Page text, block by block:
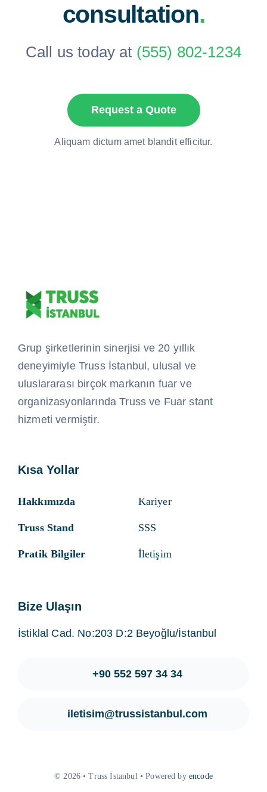
consultation.
Call us today at (555) 802-1234
Request a Quote
Aliquam dictum amet blandit efficitur.
Grup şirketlerinin sinerjisi ve 20 yıllık
deneyimiyle Truss İstanbul, ulusal ve
uluslararası birçok markanın fuar ve
organizasyonlarında Truss ve Fuar stant
hizmeti vermiştir.
Kısa Yollar
Hakkımızda
Truss Stand
Pratik Bilgiler
Kariyer
SSS
İletişim
Bize Ulaşın
İstiklal Cad. No:203 D:2 Beyoğlu/İstanbul
+90 552 597 34 34
iletisim@trussistanbul.com
© 2026 • Truss İstanbul • Powered by encode